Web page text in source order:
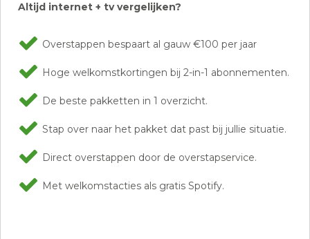
Altijd internet + tv vergelijken?
Overstappen bespaart al gauw €100 per jaar
Hoge welkomstkortingen bij 2-in-1 abonnementen.
De beste pakketten in 1 overzicht.
Stap over naar het pakket dat past bij jullie situatie.
Direct overstappen door de overstapservice.
Met welkomstacties als gratis Spotify.